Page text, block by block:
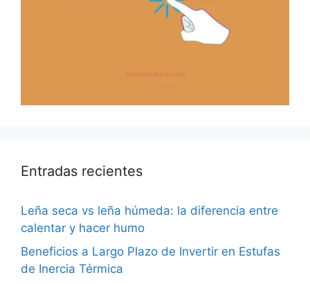
Entradas recientes
Leña seca vs leña húmeda: la diferencia entre
calentar y hacer humo
Beneficios a Largo Plazo de Invertir en Estufas
de Inercia Térmica